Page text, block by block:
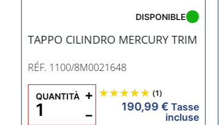
TAPPO CILINDRO MERCURY TRIM
RÉF. 1100/8M0021648
DISPONIBLE
(1)
190,99 € Tasse
incluse
QUANTITÀ
−
+